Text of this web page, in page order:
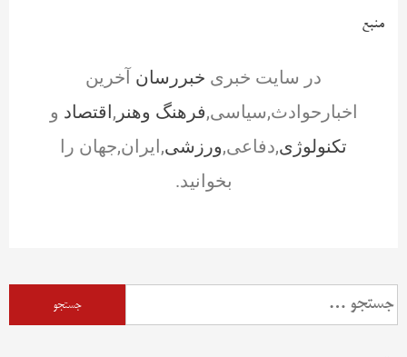
منبع
در سایت خبری خبررسان آخرین
اخبارحوادث,سیاسی,فرهنگ وهنر ,اقتصاد و
تکنولوژی,دفاعی,ورزشی,ایران,جهان را
بخوانید.